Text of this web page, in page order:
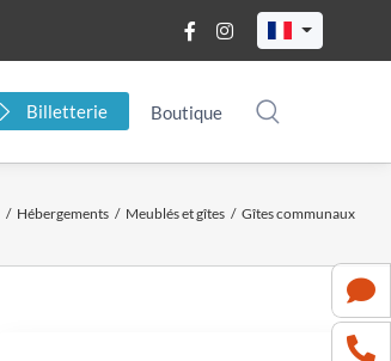
Billetterie Boutique
/ Hébergements / Meublés et gîtes / Gîtes communaux